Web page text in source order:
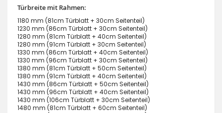
Türbreite mit Rahmen:
1180 mm (81cm Türblatt + 30cm Seitenteil)
1230 mm (86cm Türblatt + 30cm Seitenteil)
1280 mm (81cm Türblatt + 40cm Seitenteil)
1280 mm (91cm Türblatt + 30cm Seitenteil)
1330 mm (86cm Türblatt + 40cm Seitenteil)
1330 mm (96cm Türblatt + 30cm Seitenteil)
1380 mm (81cm Türblatt + 50cm Seitenteil)
1380 mm (91cm Türblatt + 40cm Seitenteil)
1430 mm (86cm Türblatt + 50cm Seitenteil)
1430 mm (96cm Türblatt + 40cm Seitenteil)
1430 mm (106cm Türblatt + 30cm Seitenteil)
1480 mm (81cm Türblatt + 60cm Seitenteil)